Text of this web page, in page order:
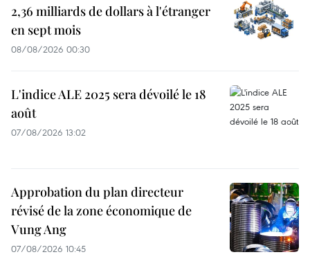
2,36 milliards de dollars à l'étranger
en sept mois
08/08/2026 00:30
L'indice ALE 2025 sera dévoilé le 18
août
07/08/2026 13:02
Approbation du plan directeur
révisé de la zone économique de
Vung Ang
07/08/2026 10:45